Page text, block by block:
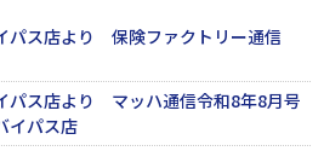
パス店より 保険ファクトリー通信
パス店より マッハ通信令和8年8月号
イパス店